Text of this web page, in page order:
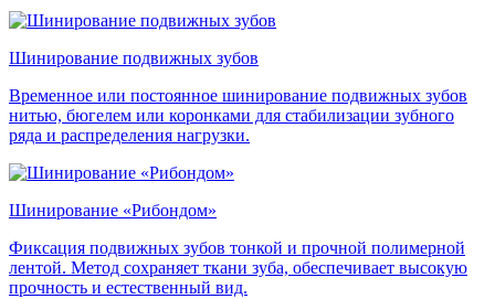
Шинирование подвижных зубов
Временное или постоянное шинирование подвижных зубов
нитью, бюгелем или коронками для стабилизации зубного
ряда и распределения нагрузки.
Шинирование «Рибондом»
Фиксация подвижных зубов тонкой и прочной полимерной
лентой. Метод сохраняет ткани зуба, обеспечивает высокую
прочность и естественный вид.